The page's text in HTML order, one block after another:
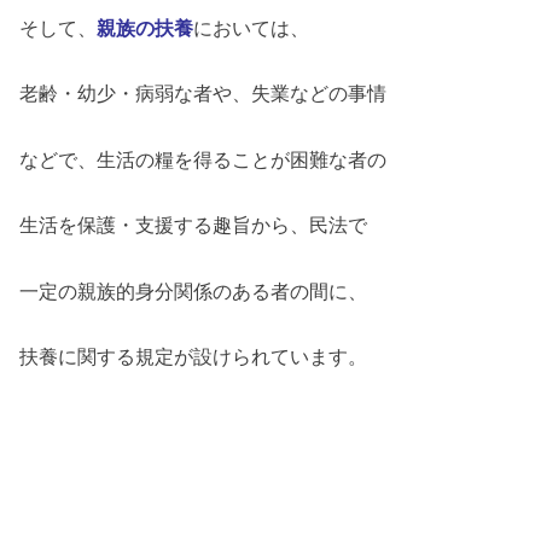
そして、親族の扶養においては、
老齢・幼少・病弱な者や、失業などの事情
などで、生活の糧を得ることが困難な者の
生活を保護・支援する趣旨から、民法で
一定の親族的身分関係のある者の間に、
扶養に関する規定が設けられています。